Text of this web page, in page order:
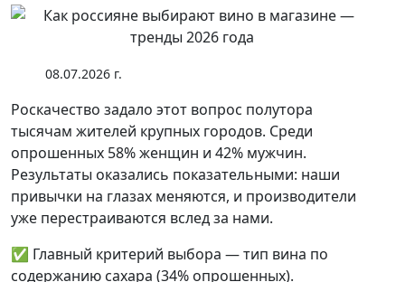
08.07.2026 г.
Роскачество задало этот вопрос полутора
тысячам жителей крупных городов. Среди
опрошенных 58% женщин и 42% мужчин.
Результаты оказались показательными: наши
привычки на глазах меняются, и производители
уже перестраиваются вслед за нами.
✅ Главный критерий выбора — тип вина по
содержанию сахара (34% опрошенных).